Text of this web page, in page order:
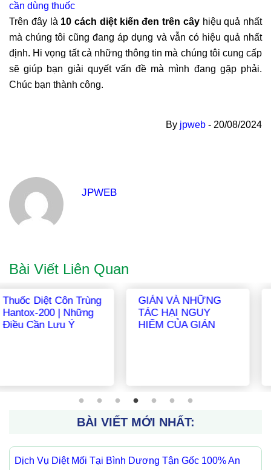
cần dùng thuốc
Trên đây là 10 cách diệt kiến đen trên câyhiệu quả nhất
mà chúng tôi cũng đang áp dụng và vẫn có hiệu quả nhất
định. Hi vọng tất cả những thông tin mà chúng tôi cung cấp
sẽ giúp bạn giải quyết vấn đề mà mình đang gặp phải.
Chúc bạn thành công.
By jpweb - 20/08/2024
JPWEB
Bài Viết Liên Quan
Cách Diệt Con Lăng
Quăng Trong Nước
Hiệu Quả Nhất
THUỐC DIỆT MỐI:
Tổng Hợp Các Loại
Hiệu Quả Nhất Và
BÀI VIẾT MỚI NHẤT:
Dịch Vụ Diệt Mối Tại Bình Dương Tận Gốc 100% An